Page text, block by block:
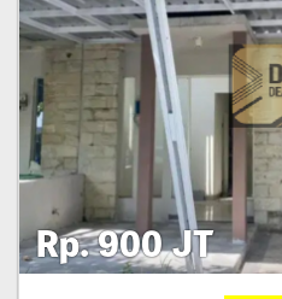
Rp. 900 JT